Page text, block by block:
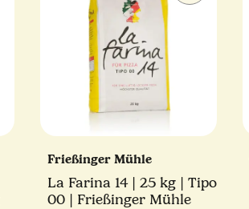
Frießinger Mühle
La Farina 14 | 25 kg | Tipo
00 | Frießinger Mühle